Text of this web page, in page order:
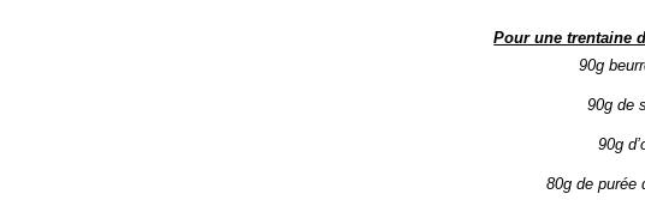
Pour une trentaine
90g
90g de
90g
80g depurée